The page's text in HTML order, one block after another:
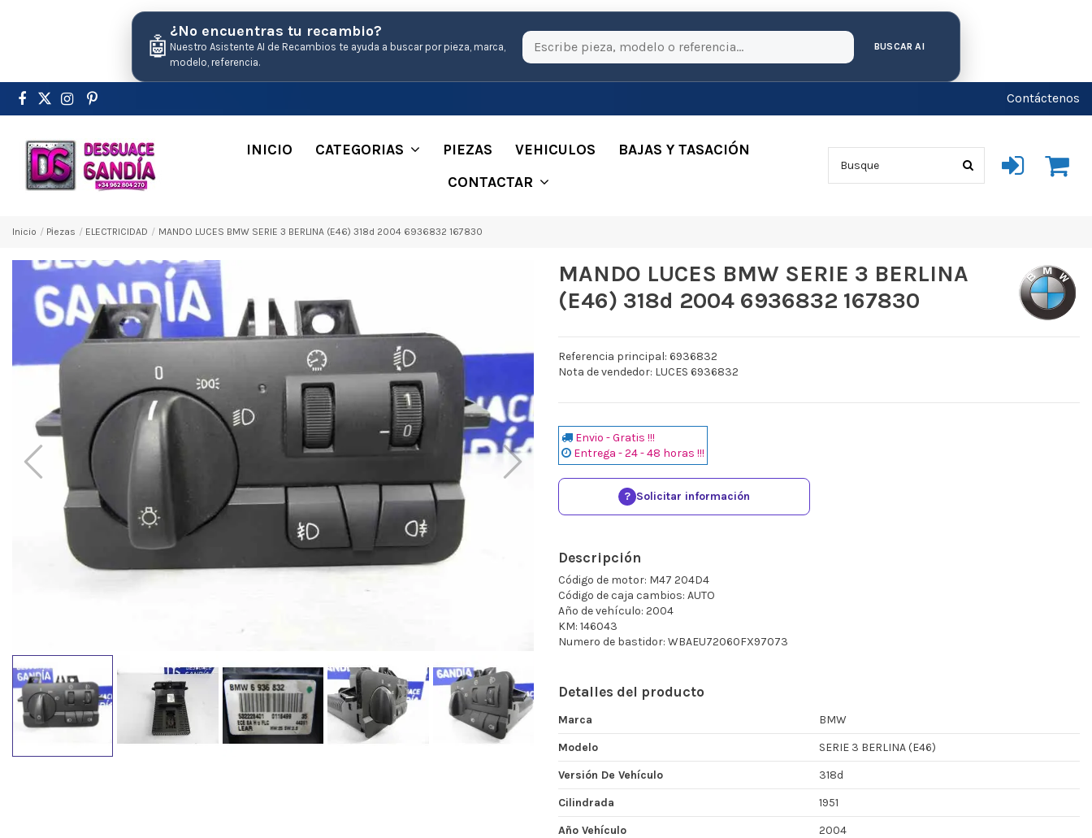
🤖
¿No encuentras tu recambio?
Nuestro Asistente AI de Recambios te ayuda a buscar por pieza, marca,
modelo, referencia.
BUSCAR AI
Contáctenos
INICIO CATEGORIAS PIEZAS VEHICULOS
BAJAS Y TASACIÓN
CONTACTAR
Inicio Pіezas ELECTRICIDAD MANDO LUCES BMW SERIE 3 BERLINA (E46) 318d 2004 6936832 167830
MANDO LUCES BMW SERIE 3 BERLINA
(E46) 318d 2004 6936832 167830
Referencia principal: 6936832
Nota de vendedor: LUCES 6936832
Envio - Gratis !!!
Entrega - 24 - 48 horas !!!
? Solicitar información
Descripción
Código de motor: M47 204D4
Código de caja cambios: AUTO
Año de vehículo: 2004
KM: 146043
Numero de bastidor: WBAEU72060FX97073
Detalles del producto
Marca
BMW
Modelo
SERIE 3 BERLINA (E46)
Versión De Vehículo
318d
Cilindrada
1951
Año Vehículo
2004